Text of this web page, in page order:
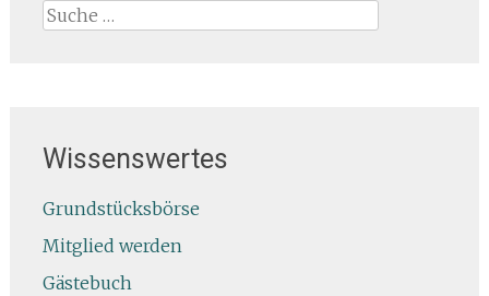
Suche
Wissenswertes
Grundstücksbörse
Mitglied werden
Gästebuch